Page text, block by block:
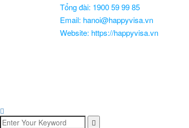
Tổng đài: 1900 59 99 85
Email: hanoi@happyvisa.vn
Website: https://happyvisa.vn